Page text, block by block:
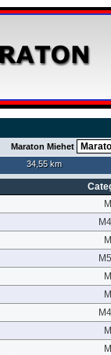
Maraton Miehet
34,55 km
M
M
M
M
M
M